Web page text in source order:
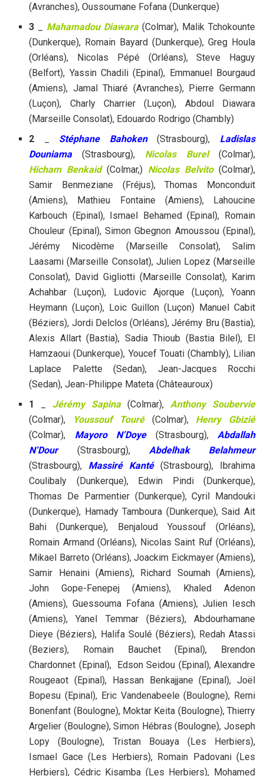
(Avranches), Oussoumane Fofana (Dunkerque)
3
Mahamadou Diawara (Colmar), Malik Tchokounte
(Dunkerque), Romain Bayard (Dunkerque), Greg Houla
(Orléans), Nicolas Pépé (Orléans), Steve Haguy
(Belfort), Yassin Chadili (Epinal), Emmanuel Bourgaud
(Amiens), Jamal Thiaré (Avranches), Pierre Germann
(Luçon), Charly Charrier (Luçon), Abdoul Diawara
(Marseille Consolat), Edouardo Rodrigo (Chambly)
2
Stéphane Bahoken (Strasbourg), Ladislas
Douniama(Strasbourg), Nicolas Burel(Colmar),
Hicham Benkaid (Colmar,) Nicolas Belvito(Colmar),
Samir Benmeziane (Fréjus), Thomas Monconduit
(Amiens), Mathieu Fontaine (Amiens), Lahoucine
Karbouch (Epinal), Ismael Behamed (Epinal), Romain
Chouleur (Epinal), Simon Gbegnon Amoussou (Epinal),
Jérémy Nicodème (Marseille Consolat), Salim
Laasami (Marseille Consolat), Julien Lopez (Marseille
Consolat), David Gigliotti (Marseille Consolat), Karim
Achahbar (Luçon), Ludovic Ajorque (Luçon), Yoann
Heymann (Luçon), Loic Guillon (Luçon) Manuel Cabit
(Béziers), Jordi Delclos (Orléans), Jérémy Bru (Bastia),
Alexis Allart (Bastia), Sadia Thioub (Bastia Bilel), El
Hamzaoui (Dunkerque), Youcef Touati (Chambly), Lilian
Laplace Palette (Sedan), Jean-Jacques Rocchi
(Sedan), Jean-Philippe Mateta (Châteauroux)
1
Jérémy Sapina(Colmar), Anthony Soubervie
(Colmar),
Youssouf Touré (Colmar), Henry Gbizié
(Colmar), Mayoro N’Doye(Strasbourg), Abdallah
N’Dour(Strasbourg), Abdelhak Belahmeur
(Strasbourg), Massiré Kanté(Strasbourg), Ibrahima
Coulibaly (Dunkerque), Edwin Pindi (Dunkerque),
Thomas De Parmentier (Dunkerque), Cyril Mandouki
(Dunkerque), Hamady Tamboura (Dunkerque), Said Ait
Bahi (Dunkerque), Benjaloud Youssouf (Orléans),
Romain Armand (Orléans), Nicolas Saint Ruf (Orléans),
Mikael Barreto (Orléans), Joackim Eickmayer (Amiens),
Samir Henaini (Amiens), Richard Soumah (Amiens),
John Gope-Fenepej (Amiens), Khaled Adenon
(Amiens), Guessouma Fofana (Amiens), Julien Iesch
(Amiens), Yanel Temmar (Béziers), Abdourhamane
Dieye (Béziers), Halifa Soulé (Béziers), Redah Atassi
(Beziers), Romain Bauchet (Epinal), Brendon
Chardonnet (Epinal), Edson Seidou (Epinal), Alexandre
Rougeaot (Epinal), Hassan Benkajjane (Epinal), Joël
Bopesu (Epinal), Eric Vandenabeele (Boulogne), Remi
Bonenfant (Boulogne), Moktar Keita (Boulogne), Thierry
Argelier (Boulogne), Simon Hébras (Boulogne), Joseph
Lopy (Boulogne), Tristan Bouaya (Les Herbiers),
Ismael Gace (Les Herbiers), Romain Padovani (Les
Herbiers), Cédric Kisamba (Les Herbiers), Mohamed